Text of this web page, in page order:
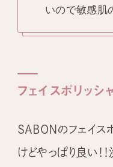
いので敏感肌
フェイスポリッ
SABONのフェイス
けどやっぱり良い！